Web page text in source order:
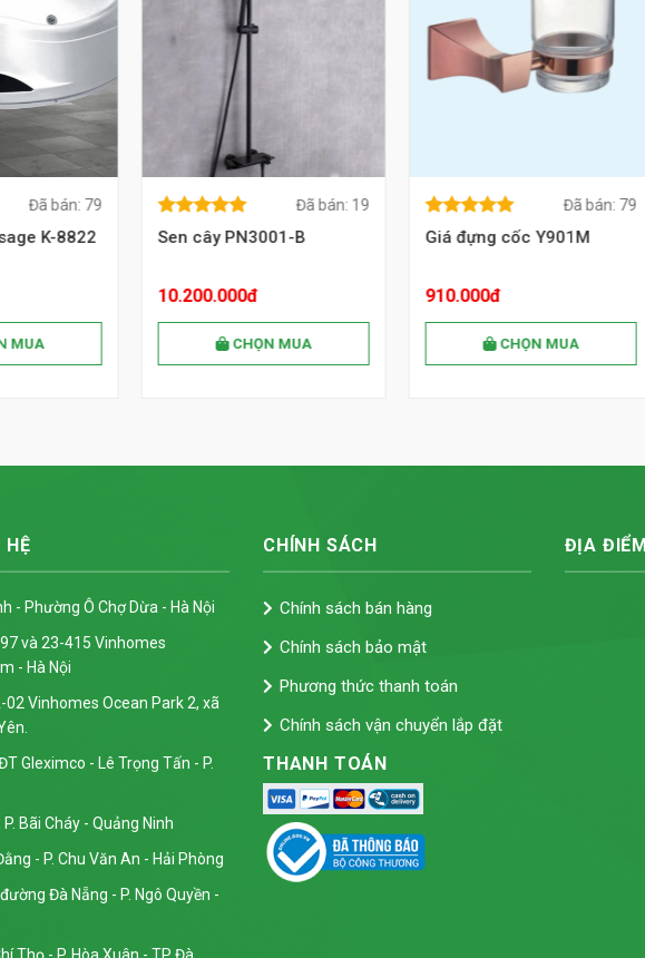
Đã bán: 79
K-8822
out ofMUA NGAY
5.00out of
Đã bán: 19
Sen cây PN3001-B
10.200.000đ
CHỌN MUA
out ofMUA NGAY
5.00out of
Đã bán: 79
Giá đựng cốc Y901M
910.000đ
CHỌN MUA
HỆ
- Phường Ô Chợ Dừa - Hà Nội
và 23-415 Vinhomes
- Hà Nội
02 Vinhomes Ocean Park 2, xã
Gleximco - Lê Trọng Tấn - P.
Bãi Cháy - Quảng Ninh
- P. Chu Văn An - Hải Phòng
Đà Nẵng - P. Ngô Quyền -
CHÍNH SÁCH
Chính sách bán hàng
Chính sách bảo mật
Phương thức thanh toán
Chính sách vận chuyển lắp đặt
THANH TOÁN
ĐỊA ĐIỂM